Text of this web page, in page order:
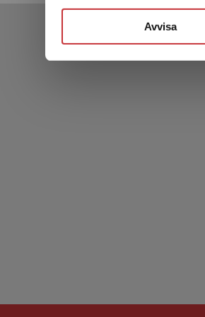
Avvisa